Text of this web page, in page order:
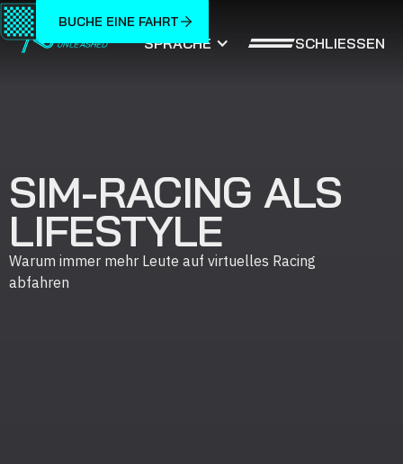
SPRACHE SCHLIESSEN
BUCHE EINE FAHRT
SIM-RACING ALS
LIFESTYLE
Warum immer mehr Leute auf virtuelles Racing
abfahren